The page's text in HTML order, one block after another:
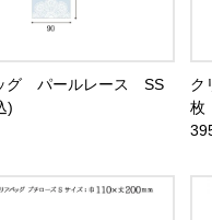
グ パールレース SS
)
ク
枚